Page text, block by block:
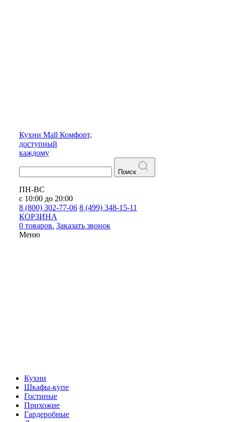
Кухни Mall Комфорт,
доступный
каждому
Поиск
ПН-ВС
с 10:00 до 20:00
8 (800) 302-77-06 8 (499) 348-15-11
КОРЗИНА
0 товаров. Заказать звонок
Меню
Кухни
Шкафы-купе
Гостиные
Прихожие
Гардеробные